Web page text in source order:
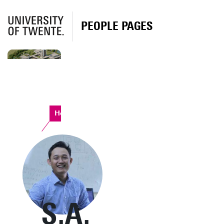
PEOPLE PAGES
Horst Complex
S.A.